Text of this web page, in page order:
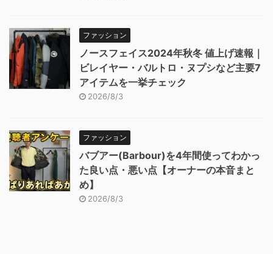
ファッション
ノースフェイス2024年秋冬 値上げ速報｜
ビレイヤー・バルトロ・ヌプシなど主要7
アイテムを一挙チェック
2026/8/3
ファッション
バブアー(Barbour)を4年間使ってわかっ
た良い点・悪い点【オーナーの本音まと
め】
2026/8/3